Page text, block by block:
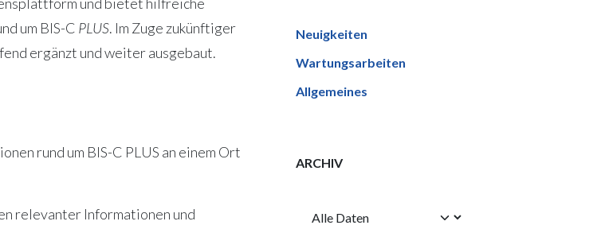
um BIS-C PLUS. Im Zuge zukünftiger
ergänzt und weiter ausgebaut.
rund um BIS-C PLUS an einem Ort
relevanter Informationen und
Neuigkeiten
Wartungsarbeiten
Allgemeines
ARCHIV